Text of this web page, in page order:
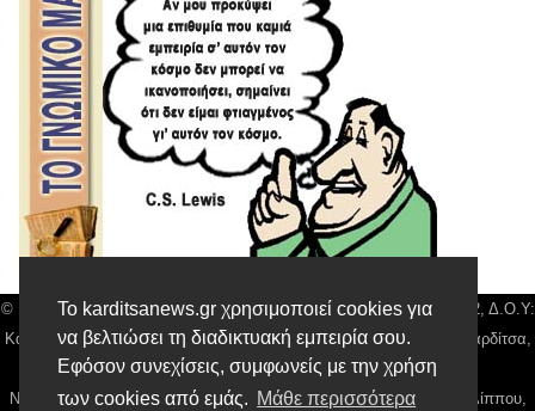
Το karditsanews.gr χρησιμοποιεί cookies για
να βελτιώσει τη διαδικτυακή εμπειρία σου.
Εφόσον συνεχίσεις, συμφωνείς με την χρήση
των cookies από εμάς. Μάθε περισσότερα
© Karditsa News | Διακριτικός Τίτλος: Orion Media, ΑΦΜ: 043750542, Δ.Ο.Υ:
Καρδίτσας, Αρ. Γεμή: 018804431000, Δ/νση: Διάκου 10 τ.κ 43132 Καρδίτσα,
Τηλ: 24410 42500, email:news@karditsanews.gr.
Νόμιμος Εκπρόσωπος, Ιδιοκτήτης και Διαχειριστής: Παναγιώτης Φιλίππου,